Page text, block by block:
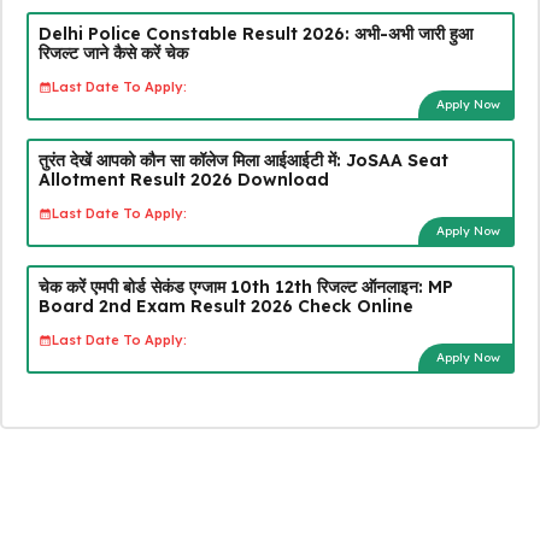
Delhi Police Constable Result 2026: अभी-अभी जारी हुआ
रिजल्ट जाने कैसे करें चेक
Last Date To Apply:
Apply Now
तुरंत देखें आपको कौन सा कॉलेज मिला आईआईटी में: JoSAA Seat
Allotment Result 2026 Download
Last Date To Apply:
Apply Now
चेक करें एमपी बोर्ड सेकंड एग्जाम 10th 12th रिजल्ट ऑनलाइन: MP
Board 2nd Exam Result 2026 Check Online
Last Date To Apply:
Apply Now